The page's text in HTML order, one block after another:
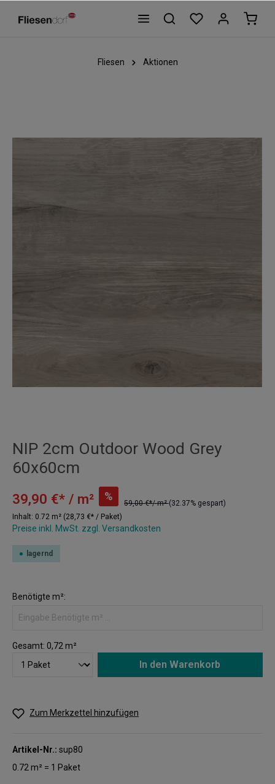
Fliesen Aktionen
NIP 2cm Outdoor Wood Grey
60x60cm
39,90 €* / m² %
59,00 €*/ m²(32.37% gespart)
Inhalt: 0.72 m² (28,73 €* / Paket)
Preise inkl. MwSt. zzgl. Versandkosten
lagernd
Benötigte m²:
Gesamt: 0,72 m²
In den Warenkorb
Zum Merkzettel hinzufügen
Artikel-Nr.: sup80
0.72 m² = 1 Paket